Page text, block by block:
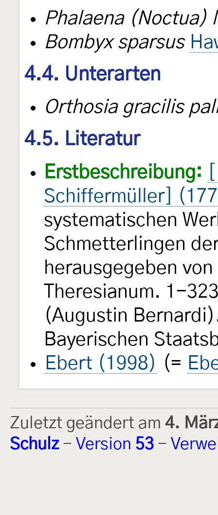
Phalaena (Noctua)
Bombyx sparsus
4.4. Unterarten
Orthosia gracilis
4.5. Literatur
Erstbeschreibung:
Schiffermüller]
systematischen
Schmetterlingen
herausgegeben
Theresianum. 1-
(Augustin
Bayerischen
Ebert (1998) (=
Zuletzt geändert am 4.
Schulz- Version 53 -